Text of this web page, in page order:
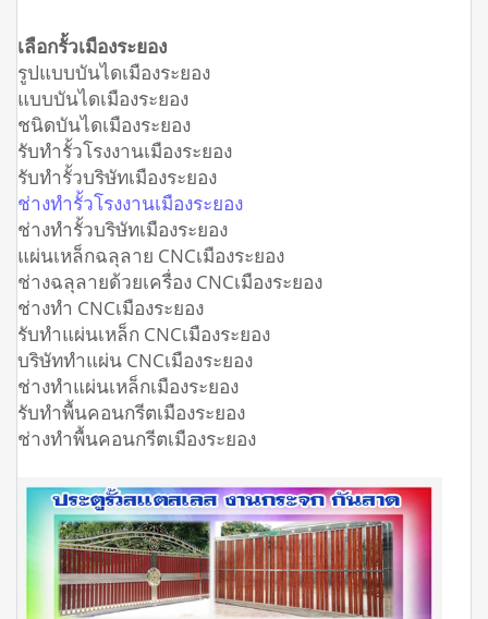
เลือกรั้วเมืองระยอง
รูปแบบบันไดเมืองระยอง
แบบบันไดเมืองระยอง
ชนิดบันไดเมืองระยอง
รับทำรั้วโรงงานเมืองระยอง
รับทำรั้วบริษัทเมืองระยอง
ช่างทำรั้วโรงงานเมืองระยอง
ช่างทำรั้วบริษัทเมืองระยอง
แผ่นเหล็กฉลุลาย CNCเมืองระยอง
ช่างฉลุลายด้วยเครื่อง CNCเมืองระยอง
ช่างทำ CNCเมืองระยอง
รับทำแผ่นเหล็ก CNCเมืองระยอง
บริษัททำแผ่น CNCเมืองระยอง
ช่างทำแผ่นเหล็กเมืองระยอง
รับทำพื้นคอนกรีตเมืองระยอง
ช่างทำพื้นคอนกรีตเมืองระยอง